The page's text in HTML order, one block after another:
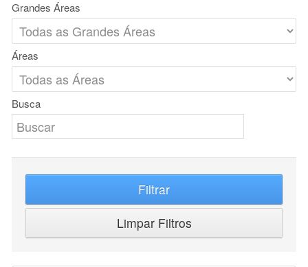
Grandes Áreas
Áreas
Busca
Filtrar
Limpar Filtros